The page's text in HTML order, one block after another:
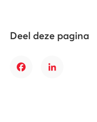
Deel deze pagina
FacebookLinkedIn